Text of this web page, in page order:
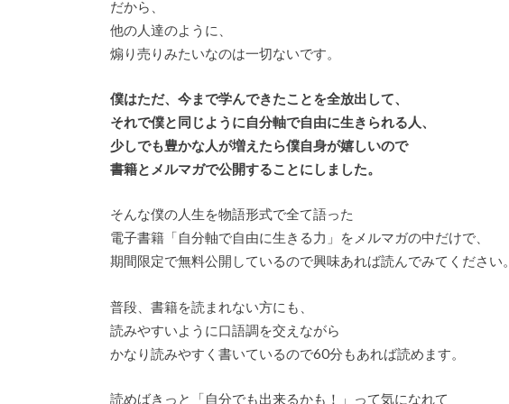
だから、
他の人達のように、
煽り売りみたいなのは一切ないです。
僕はただ、今まで学んできたことを全放出して、
それで僕と同じように自分軸で自由に生きられる人、
少しでも豊かな人が増えたら僕自身が嬉しいので
書籍とメルマガで公開することにしました。
そんな僕の人生を物語形式で全て語った
電子書籍「自分軸で自由に生きる力」をメルマガの中だけで、
期間限定で無料公開しているので興味あれば読んでみてください。
普段、書籍を読まれない方にも、
読みやすいように口語調を交えながら
かなり読みやすく書いているので60分もあれば読めます。
読めばきっと「自分でも出来るかも！」って気になれて